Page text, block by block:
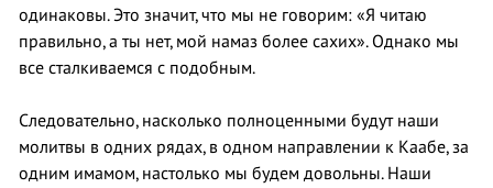
одинаковы. Это значит, что мы не говорим: «Я читаю
правильно, а ты нет, мой намаз более сахих». Однако мы
все сталкиваемся с подобным.
Следовательно, насколько полноценными будут наши
молитвы в одних рядах, в одном направлении к Каабе, за
одним имамом, настолько мы будем довольны. Наши